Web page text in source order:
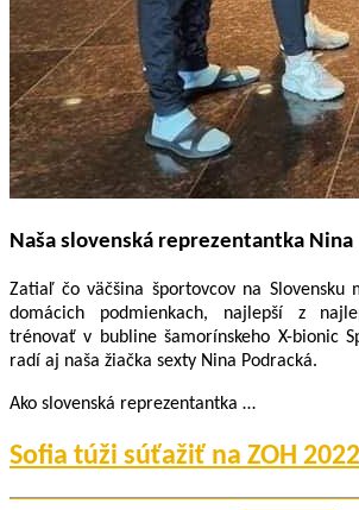
Naša slovenská reprezentantka Nina
Zatiaľ čo väčšina športovcov na
domácich podmienkach, najlepší z
trénovať v bubline šamorínskeho X-bionic
radí aj naša žiačka sexty Nina Podracká.
Ako slovenská reprezentantka …
Sofia túži súťažiť na ZOH